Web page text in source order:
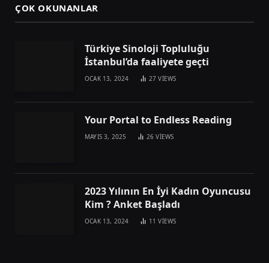
ÇOK OKUNANLAR
Türkiye Sinoloji Topluluğu
İstanbul’da faaliyete geçti
OCAK 13, 2024 27VIEWS
Your Portal to Endless Reading
MAYIS 3, 2025 26VIEWS
2023 Yılının En İyi Kadın Oyuncusu
Kim ? Anket Başladı
OCAK 13, 2024 11VIEWS